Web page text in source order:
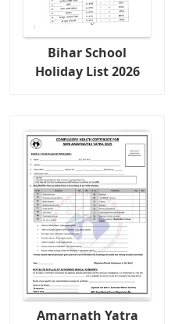
Bihar School
Holiday List 2026
Amarnath Yatra